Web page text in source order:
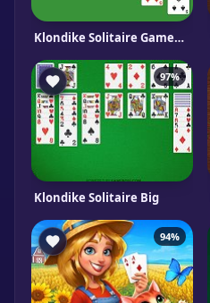
Klondike Solitaire Gameboss
97%
Klondike Solitaire Big
94%